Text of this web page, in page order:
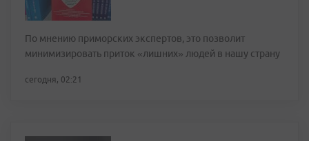
По мнению приморских экспертов, это позволит
минимизировать приток «лишних» людей в нашу страну
сегодня, 02:21